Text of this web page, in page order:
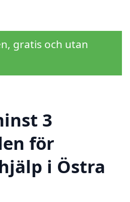
gratis och utan
3
för
i Östra